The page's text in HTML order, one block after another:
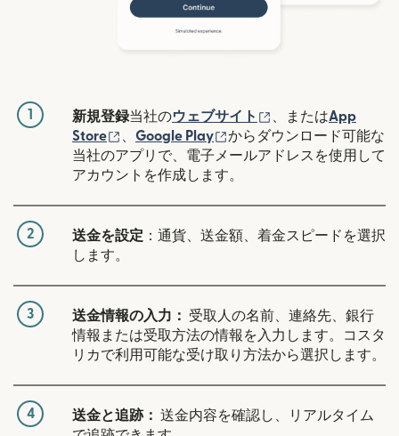
1 新規登録当社のウェブサイト （別ウィンドウで
、またはApp
Store
（別ウィンドウで開きます）
Google Play （別ウィンドウで開きま
からダウンロード可能な
当社のアプリで、電子メールアドレスを使用して
アカウントを作成します。
2 送金を設定 ：通貨、送金額、着金スピードを選択
します。
3 送金情報の入力：
受取人の名前、連絡先、銀行
情報または受取方法の情報を入力します。コスタ
リカで利用可能な受け取り方法から選択します。
4 送金と追跡： 送金内容を確認し、リアルタイム